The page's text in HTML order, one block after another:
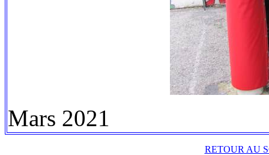
Mars 2021
RETOUR AU